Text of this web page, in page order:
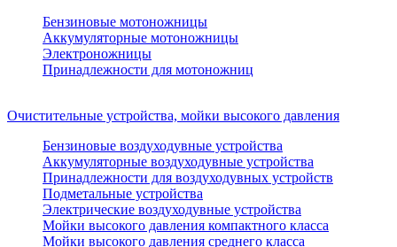
Бензиновые мотоножницы
Аккумуляторные мотоножницы
Электроножницы
Принадлежности для мотоножниц
Очистительные устройства, мойки высокого давления
Бензиновые воздуходувные устройства
Аккумуляторные воздуходувные устройства
Принадлежности для воздуходувных устройств
Подметальные устройства
Электрические воздуходувные устройства
Мойки высокого давления компактного класса
Мойки высокого давления среднего класса